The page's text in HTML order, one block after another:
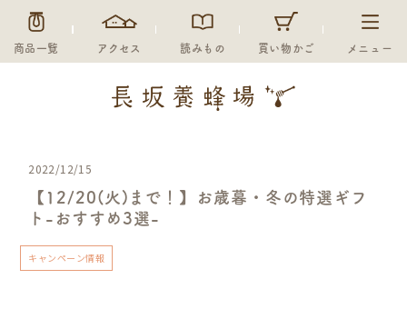
商品一覧 アクセス 読みもの 買い物かご メニュー
2022/12/15
【12/20(火)まで！】お歳暮・冬の特選ギフ
ト-おすすめ3選-
キャンペーン情報